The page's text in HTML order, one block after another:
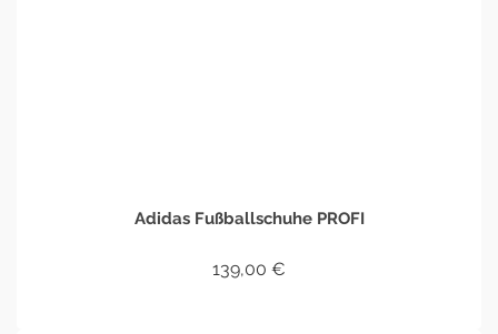
Adidas Fußballschuhe PROFI
139,00 €